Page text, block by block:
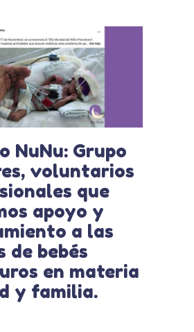
NuNu: Grupo
voluntarios
que
apoyo y
a las
de bebés
en materia
y familia.